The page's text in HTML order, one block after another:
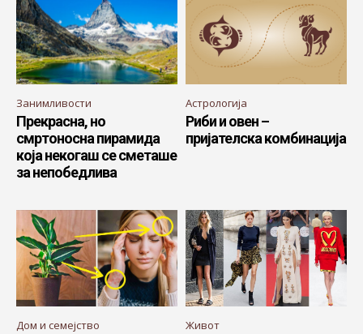
Занимливости
Прекрасна, но
смртоносна пирамида
која некогаш се сметаше
за непобедлива
Астрологија
Риби и овен –
пријателска комбинација
Дом и семејство Живот